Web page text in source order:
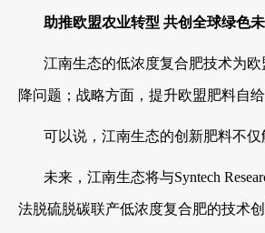
助推欧盟农业转型 共创全球绿色
江南生态的低浓度复合肥技术为欧
降问题；战略方面，提升欧盟肥料自
可以说，江南生态的创新肥料不仅
未来，江南生态将与Syntech
法脱硫脱碳联产低浓度复合肥的技术